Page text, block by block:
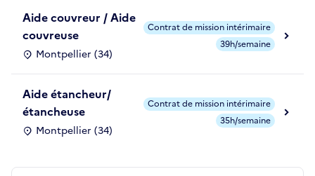
Aide couvreur / Aide
couvreuse
Montpellier (34)
Contrat de mission intérimaire
39h/semaine
Aide étancheur/
étancheuse
Montpellier (34)
Contrat de mission intérimaire
35h/semaine